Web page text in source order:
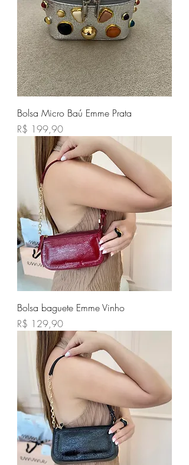
Bolsa Micro Baú Emme Prata
Preço
R$ 199,90
Bolsa baguete Emme Vinho
Preço
R$ 129,90